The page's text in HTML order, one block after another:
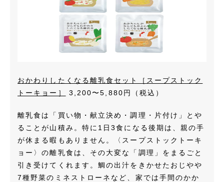
おかわりしたくなる離乳食セット［スープストック
トーキョー］
3,200〜5,880円（税込）
離乳食は「買い物・献立決め・調理・片付け」とや
ることが山積み。特に1日3食になる後期は、親の手
が休まる暇もありません。〈スープストックトーキ
ョー〉の離乳食は、その大変な「調理」をまるごと
引き受けてくれます。鯛の出汁をきかせたおじやや
7種野菜のミネストローネなど、家では手間のかか